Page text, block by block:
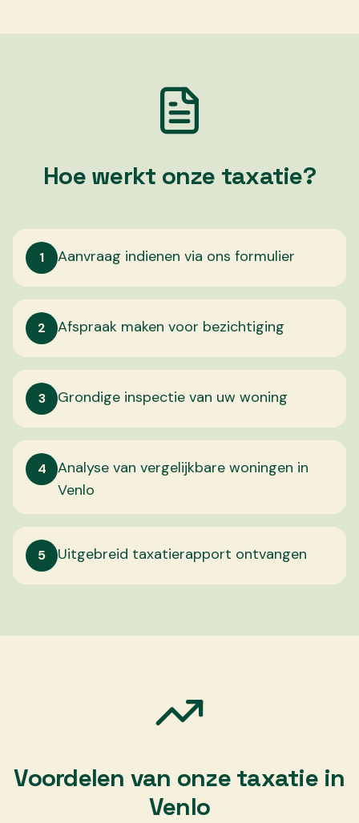
Hoe werkt onze taxatie?
1 Aanvraag indienen via ons formulier
2 Afspraak maken voor bezichtiging
3 Grondige inspectie van uw woning
4
Analyse van vergelijkbare woningen in
Venlo
5 Uitgebreid taxatierapport ontvangen
Voordelen van onze taxatie in
Venlo